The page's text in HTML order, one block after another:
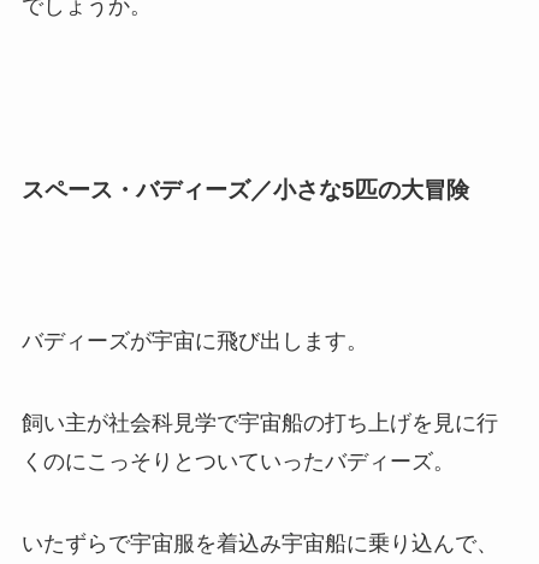
でしょうか。
スペース・バディーズ／小さな5匹の大冒険
バディーズが宇宙に飛び出します。
飼い主が社会科見学で宇宙船の打ち上げを見に行
くのにこっそりとついていったバディーズ。
いたずらで宇宙服を着込み宇宙船に乗り込んで、